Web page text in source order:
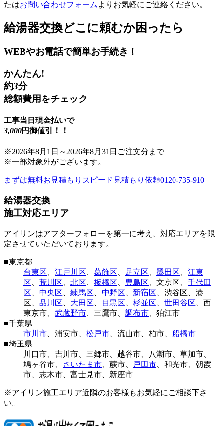
たはお問い合わせフォームよりお気軽にご連絡ください。
給湯器交換どこに頼むか困ったら
WEBやお電話で簡単お手続き！
かんたん!
約3分
総額費用をチェック
工事当日現金払いで
3,000円御値引！！
※2026年8月1日 ～ 2026年8月31日 ご注文分まで
※一部対象外がございます。
まずは無料お見積もり スピード見積もり依頼0120-735-910
給湯器交換
施工対応エリア
アイリンはアフターフォローを第一に考え、対応エリアを限
定させていただいております。
■東京都
台東区
江戸川区 葛飾区 足立区 墨田区
江東
区
荒川区 北区 板橋区 豊島区 文京区
千代田
区
中央区 練馬区 中野区 新宿区 渋谷区
港
区
品川区 大田区 目黒区 杉並区 世田谷区
西
東京市
武蔵野市 三鷹市 調布市
狛江市
■千葉県
市川市
浦安市 松戸市 流山市 柏市
船橋市
■埼玉県
川口市
吉川市 三郷市 越谷市 八潮市 草加市
鳩ヶ谷市
さいたま市 蕨市 戸田市 和光市
朝霞
市
志木市 富士見市 新座市
※アイリン施工エリア近隣のお客様もお気軽にご相談下さ
い。